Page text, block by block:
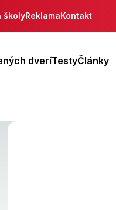
školyReklamaKontakt
dveríTestyČlánky